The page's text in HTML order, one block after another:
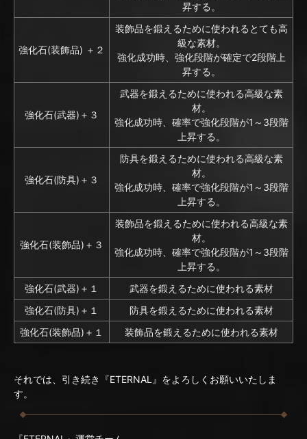
昇する。
強化石(装飾品) ＋２
装飾品を鍛えるために使われるとても高
級な素材。
強化成功時、強化段階が確定で2段階上
昇する。
強化石(武器)＋３
武器を鍛えるために使われる高級な素
材。
強化成功時、確率で強化段階が1～3段階
上昇する。
強化石(防具)＋３
防具を鍛えるために使われる高級な素
材。
強化成功時、確率で強化段階が1～3段階
上昇する。
強化石(装飾品)＋３
装飾品を鍛えるために使われる高級な素
材。
強化成功時、確率で強化段階が1～3段階
上昇する。
強化石(武器)＋１
武器を鍛えるために使われる素材
強化石(防具)＋１
防具を鍛えるために使われる素材
強化石(装飾品)＋１
装飾品を鍛えるために使われる素材
それでは、引き続き『ETERNAL』をよろしくお願いいたしま
す。